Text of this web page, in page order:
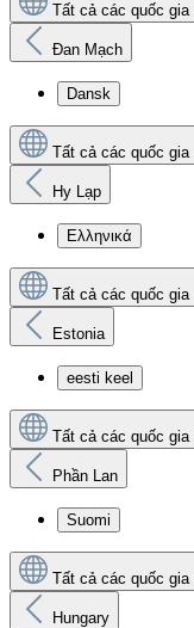
Tất cả các quốc
Đan Mạch
Dansk
Tất cả các quốc
Hy Lạp
Ελληνικά
Tất cả các quốc
Estonia
eesti keel
Tất cả các quốc
Phần Lan
Suomi
Tất cả các quốc
Hungary